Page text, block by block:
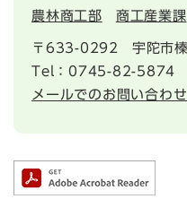
農林商工部 商工産業課
〒633-0292
宇陀市
Tel：0745-82-5874
メールでのお問い合わ